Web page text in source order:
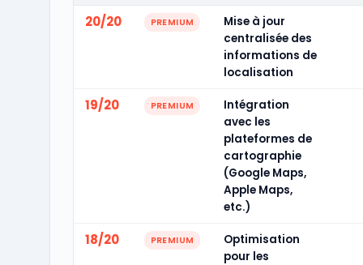
20/20 PREMIUM
Mise à jour
centralisée des
informations de
localisation
19/20 PREMIUM
Intégration
avec les
plateformes de
cartographie
(Google Maps,
Apple Maps,
etc.)
18/20 PREMIUM
Optimisation
pour les